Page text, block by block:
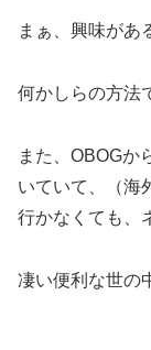
まぁ、興味があ
何かしらの方法
また、OBOGか
いていて、（海
行かなくても、
凄い便利な世の